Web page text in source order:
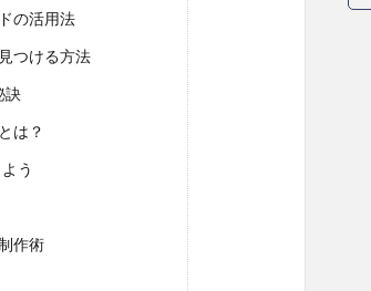
の活用法
つける方法
訣
は？
う
作術